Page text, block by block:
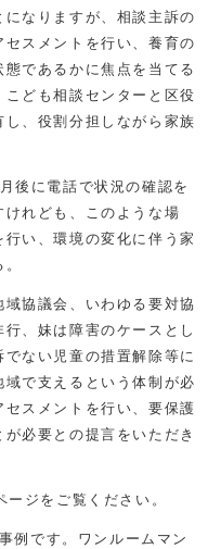
なりますが、相談主訴の
スメントを行い、養育の
であるかに焦点を当てる
ども相談センターと区役
、役割分担しながら家族
後に電話で状況の確認を
れども、このような場
い、環境の変化に伴う家
協議会、いわゆる要対協
、妹は障害のケースとし
ない児童の措置解除等に
で支えるという体制が必
スメントを行い、要保護
必要との提言をいただき
ジをご覧ください。
例です。ワンルームマン